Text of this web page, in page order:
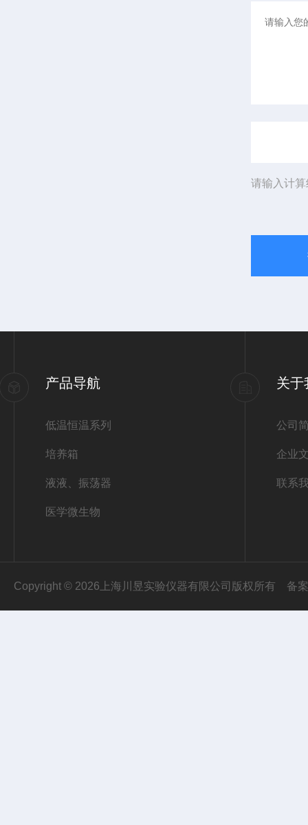
请输入计
产品导航
低温恒温系列
培养箱
液液、振荡器
医学微生物
关于
公司
企业
联系
Copyright © 2026上海川昱实验仪器有限公司版权所有 备